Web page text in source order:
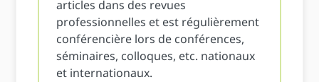
articles dans des revues
professionnelles et est régulièrement
conférencière lors de conférences,
séminaires, colloques, etc. nationaux
et internationaux.